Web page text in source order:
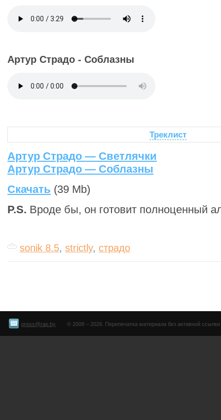
Артур Страдо - Соблазны
Треклист
Артур Страдо — Светлячки
Артур Страдо — Соблазны
Скачать (39 Mb)
P.S. Вроде бы, он готовит полноценный
sonik 8.5, strictly, страдо
press@rap.by © 2008 – 2026. Перепечатка материала без активной